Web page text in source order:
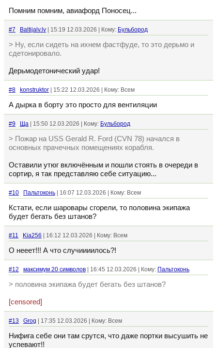
Помним помним, авиафорд Поносец...
#7 Baltijalv.lv | 15:19 12.03.2026 | Кому: Бульбород
> Ну, если сидеть на ихнем фастфуде, то это дерьмо и
сдетонировало.
Дерьмодетонический удар!
#8 konstruktor | 15:22 12.03.2026 | Кому: Всем
А дырка в борту это просто для вентиляции
#9 Ща | 15:50 12.03.2026 | Кому: Бульбород
> Пожар на USS Gerald R. Ford (CVN 78) начался в
основных прачечных помещениях корабля.
Оставили утюг включённым и пошли стоять в очереди в
сортир, я так представляю себе ситуацию...
#10 Пальтоконь | 16:07 12.03.2026 | Кому: Всем
Кстати, если шаровары сгорели, то половина экипажа
будет бегать без штанов?
#11 Kia256 | 16:12 12.03.2026 | Кому: Всем
О нееет!!! А что случиииилось?!
#12 максимум 20 символов | 16:45 12.03.2026 | Кому: Пальтоконь
> половина экипажа будет бегать без штанов?
[censored]
#13 Grog | 17:35 12.03.2026 | Кому: Всем
Нифига себе они там срутся, что даже портки высушить не
успевают!!